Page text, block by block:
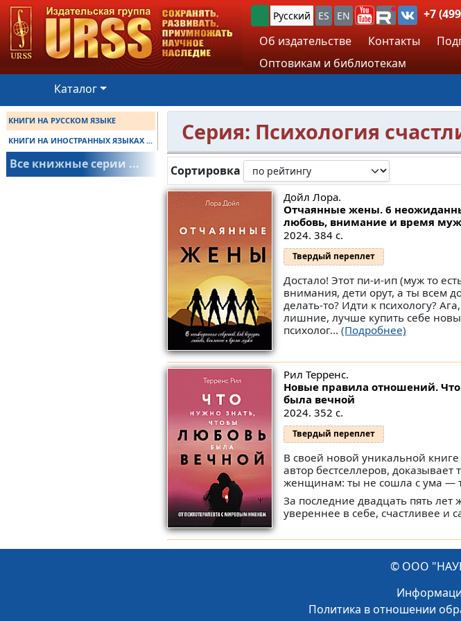
Русский ES EN
+7
Об издательстве
Контакты
Оптовикам и библиотекам
Каталог
КНИГИ НА РУССКОМ ЯЗЫКЕ
КНИГИ НА ИНОСТРАННЫХ ЯЗЫКАХ ...
Все книжные серии ...
Серия: Психология
Сортировка
Дойл Лора.
Отчаянные жены. 6
любовь, внимание и время
2024. 384 с.
Твердый переплет
Достало! Этот пи-и-ип (муж то
внимания, дети орут, а ты всем
делать-то? Идти к психологу?
лишние, лучше купить себе
психолог... (Подробнее)
Рил Терренс.
Новые правила отношений.
была вечной
2024. 352 с.
Твердый переплет
В своей новой уникальной
автор бестселлеров,
женщинам: ты не сошла с ума —
За последние двадцать пять
увереннее в себе, счастливее и
© ООО
Политика в отношении